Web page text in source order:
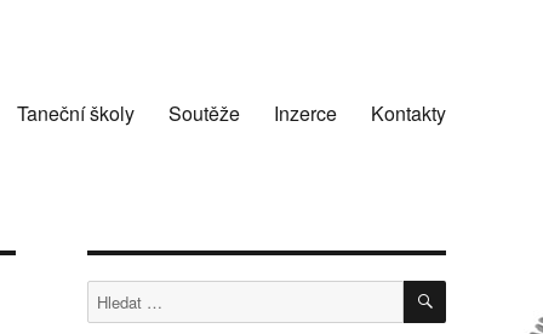
Taneční školy Soutěže Inzerce Kontakty
Hledat: HLEDÁNÍ